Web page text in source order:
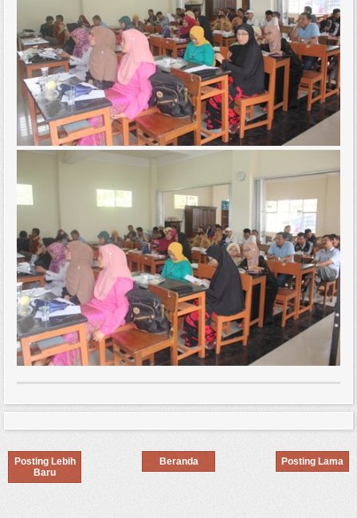
Posting Lebih
Baru
Posting Lama
Beranda